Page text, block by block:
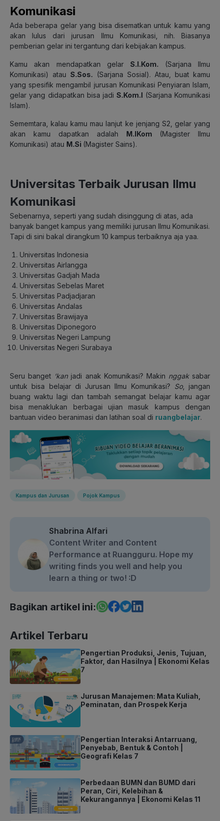
Komunikasi
Ada beberapa gelar yang bisa disematkan untuk kamu yang
akan lulus dari jurusan Ilmu Komunikasi, nih. Biasanya
pemberian gelar ini tergantung dari kebijakan kampus.
Kamu akan mendapatkan gelarS.I.Kom.
(Sarjana Ilmu
Komunikasi) atau S.Sos. (Sarjana Sosial). Atau, buat kamu
yang spesifik mengambil jurusan Komunikasi Penyiaran Islam,
gelar yang didapatkan bisa jadiS.Kom.I (Sarjana Komunikasi
Islam).
Sememtara, kalau kamu mau lanjut ke jenjang S2, gelar yang
akan kamu dapatkan adalah M.IKom
(Magister Ilmu
Komunikasi) atau M.Si (Magister Sains).
Universitas Terbaik Jurusan Ilmu
Komunikasi
Sebenarnya, seperti yang sudah disinggung di atas, ada
banyak banget kampus yang memiliki jurusan Ilmu Komunikasi.
Tapi di sini bakal dirangkum 10 kampus terbaiknya aja yaa.
Universitas Indonesia
Universitas Airlangga
Universitas Gadjah Mada
Universitas Sebelas Maret
Universitas Padjadjaran
Universitas Andalas
Universitas Brawijaya
Universitas Diponegoro
Universitas Negeri Lampung
Universitas Negeri Surabaya
Seru banget ‘kanjadi anak Komunikasi? Makin nggaksabar
untuk bisa belajar di Jurusan Ilmu Komunikasi? So, jangan
buang waktu lagi dan tambah semangat belajar kamu agar
bisa menaklukan berbagai ujian masuk kampus dengan
bantuan video beranimasi dan latihan soal di ruangbelajar.
Kampus dan Jurusan Pojok Kampus
Shabrina Alfari
Content Writer and Content
Performance at Ruangguru. Hope my
writing finds you well and help you
learn a thing or two! :D
Bagikan artikel ini:
Artikel Terbaru
Pengertian Produksi, Jenis, Tujuan,
Faktor, dan Hasilnya | Ekonomi Kelas
7
Jurusan Manajemen: Mata Kuliah,
Peminatan, dan Prospek Kerja
Pengertian Interaksi Antarruang,
Penyebab, Bentuk & Contoh |
Geografi Kelas 7
Perbedaan BUMN dan BUMD dari
Peran, Ciri, Kelebihan &
Kekurangannya | Ekonomi Kelas 11